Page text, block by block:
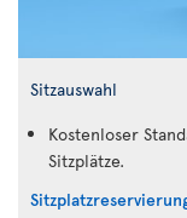
Sitzauswahl
Kostenloser
Sitzplätze.